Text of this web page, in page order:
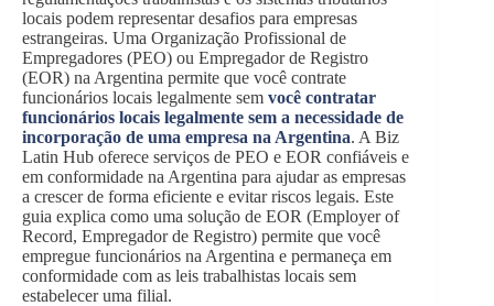
locais podem representar desafios para empresas
estrangeiras. Uma Organização Profissional de
Empregadores (PEO) ou Empregador de Registro
(EOR) na Argentina permite que você contrate
funcionários locais legalmente sem você contratar
funcionários locais legalmente sem a necessidade de
incorporação de uma empresa na Argentina. A Biz
Latin Hub oferece serviços de PEO e EOR confiáveis e
em conformidade na Argentina para ajudar as empresas
a crescer de forma eficiente e evitar riscos legais. Este
guia explica como uma solução de EOR (Employer of
Record, Empregador de Registro) permite que você
empregue funcionários na Argentina e permaneça em
conformidade com as leis trabalhistas locais sem
estabelecer uma filial.